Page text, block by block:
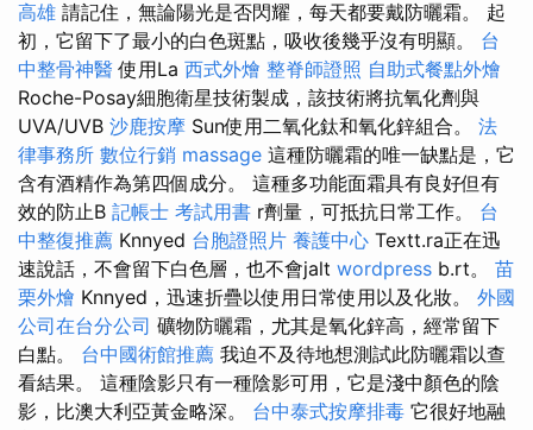
高雄 請記住，無論陽光是否閃耀，每天都要戴防曬霜。 起
初，它留下了最小的白色斑點，吸收後幾乎沒有明顯。 台
中整骨神醫 使用La 西式外燴 整脊師證照 自助式餐點外燴
Roche-Posay細胞衛星技術製成，該技術將抗氧化劑與
UVA/UVB 沙鹿按摩 Sun使用二氧化鈦和氧化鋅組合。 法
律事務所 數位行銷 massage 這種防曬霜的唯一缺點是，它
含有酒精作為第四個成分。 這種多功能面霜具有良好但有
效的防止B 記帳士 考試用書 r劑量，可抵抗日常工作。 台
中整復推薦 Knnyed 台胞證照片 養護中心 Textt.ra正在迅
速說話，不會留下白色層，也不會jalt wordpress b.rt。 苗
栗外燴 Knnyed，迅速折疊以使用日常使用以及化妝。 外國
公司在台分公司 礦物防曬霜，尤其是氧化鋅高，經常留下
白點。 台中國術館推薦 我迫不及待地想測試此防曬霜以查
看結果。 這種陰影只有一種陰影可用，它是淺中顏色的陰
影，比澳大利亞黃金略深。 台中泰式按摩排毒 它很好地融